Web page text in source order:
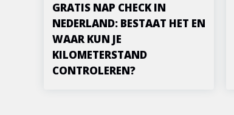
GRATIS NAP CHECK IN
NEDERLAND: BESTAAT HET EN
WAAR KUN JE
KILOMETERSTAND
CONTROLEREN?